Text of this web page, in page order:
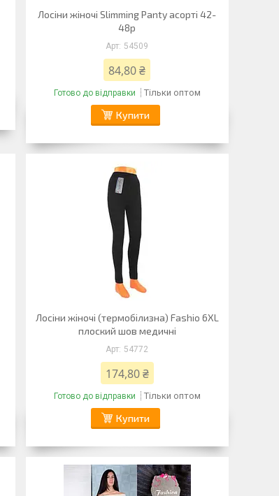
Лосіни жіночі Slimming Panty асорті 42-
48р
54509
84,80 ₴
Готово до відправки Тільки оптом
Купити
Лосіни жіночі (термобілизна) Fashio 6XL
плоский шов медичні
54772
174,80 ₴
Готово до відправки Тільки оптом
Купити